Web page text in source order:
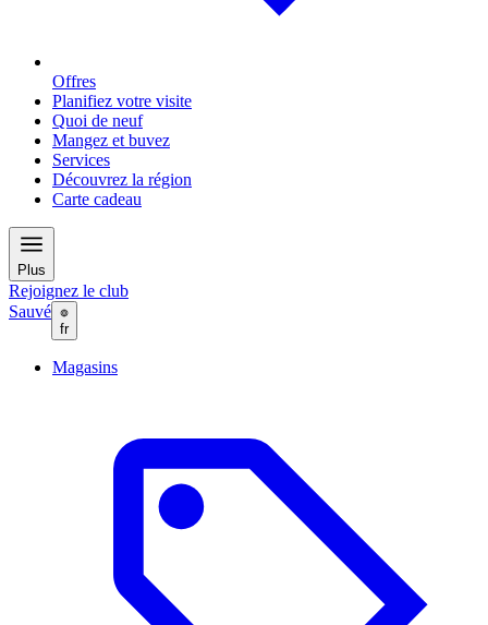
Offres
Planifiez votre visite
Quoi de neuf
Mangez et buvez
Services
Découvrez la région
Carte cadeau
Plus
Rejoignez le club
Sauvé
fr
Magasins